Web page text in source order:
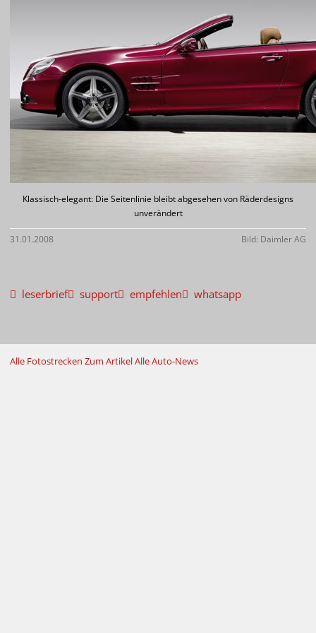
Klassisch-elegant: Die Seitenlinie bleibt abgesehen von Räderdesigns
unverändert
31.01.2008 Bild: Daimler AG
leserbrief support empfehlen whatsapp
Alle Fotostrecken Zum ArtikelAlle Auto-News